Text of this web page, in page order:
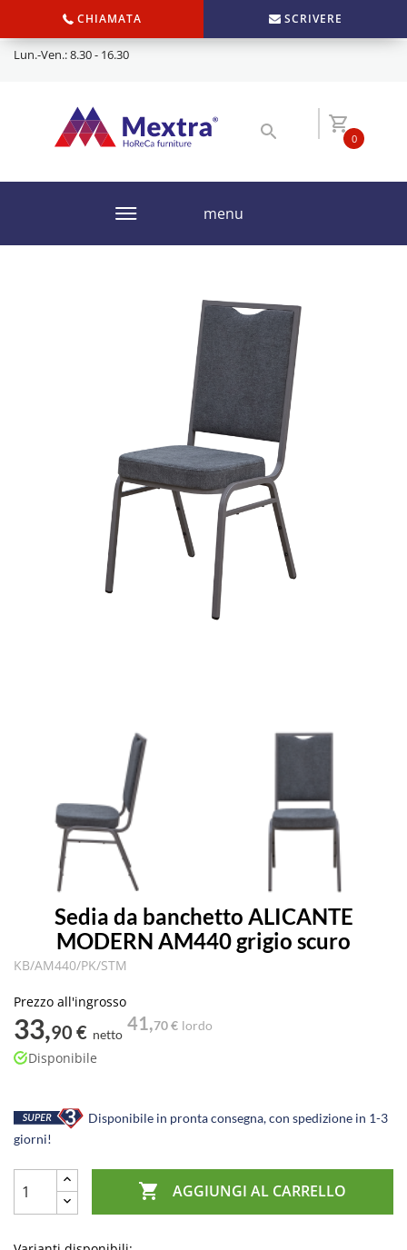
CHIAMATA SCRIVERE
Lun.-Ven.: 8.30 - 16.30
0
menu
Sedia da banchetto ALICANTE
MODERN AM440 grigio scuro
KB/AM440/PK/STM
Prezzo all'ingrosso
33,90 € netto
41,70 € lordo
Disponibile
Disponibile in pronta consegna, con spedizione in 1-3
giorni!
 AGGIUNGI AL CARRELLO